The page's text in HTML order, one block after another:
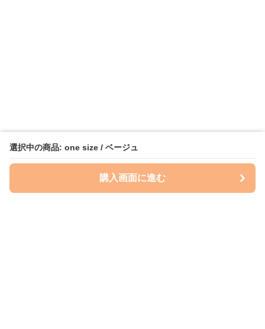
選択中の商品: one size / ベージュ
購入画面に進む